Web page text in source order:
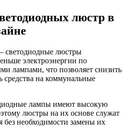
люстр в
– светодиодные люстры
электроэнергии по
лампами, что позволяет снизить
средства на коммунальные
лампы имеют высокую
люстры на их основе служат
без необходимости замены их